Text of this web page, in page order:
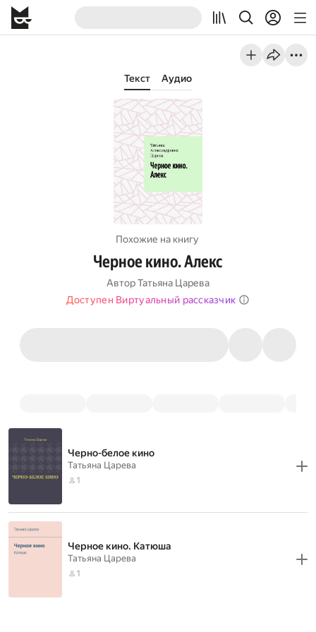
Текст Аудио
Похожие на книгу
Черное кино. Алекс
АвторТатьяна Царева
Доступен Виртуальный рассказчик
Черно-белое кино
Татьяна Царева
1
Черное кино. Катюша
Татьяна Царева
1